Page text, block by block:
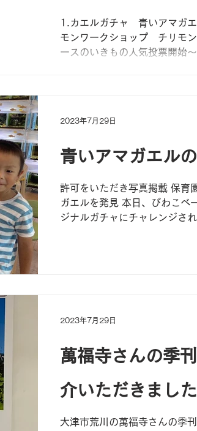
1.カエルガチャ 青いアマガ
モンワークショップ チリモ
ースのいきもの人気投票開始
青いアマガエル
許可をいただき写真掲載 保育
ガエルを発見 本日、びわこベ
ジナルガチャにチャレンジさ
2023年7月29日
萬福寺さんの季
介いただきました
大津市荒川の萬福寺さんの季
2023年7月29日